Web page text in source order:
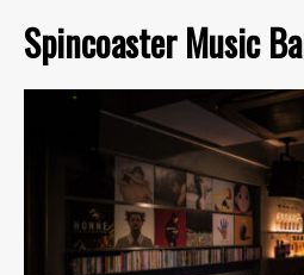
Spincoaster Music